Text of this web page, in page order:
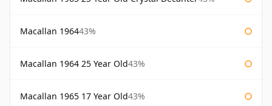
Macallan 196443%
Macallan 1964 25 Year Old43%
Macallan 1965 17 Year Old43%